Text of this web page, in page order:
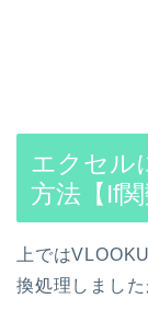
エクセル
方法【If関
上では
換処理しまし